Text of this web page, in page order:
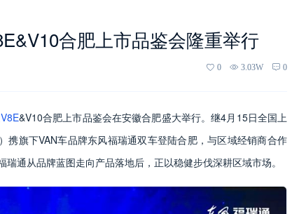
合肥上市品鉴会隆重举行
0 3.03W 0
&V10合肥上市品鉴会在安徽合肥盛大举行。继4月15日全国上
旗下VAN车品牌东风福瑞通双车登陆合肥，与区域经销商合作
通从品牌蓝图走向产品落地后，正以稳健步伐深耕区域市场。